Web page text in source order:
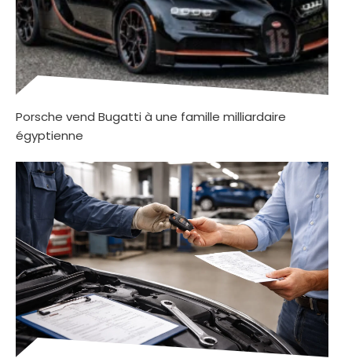
Porsche vend Bugatti à une famille milliardaire
égyptienne